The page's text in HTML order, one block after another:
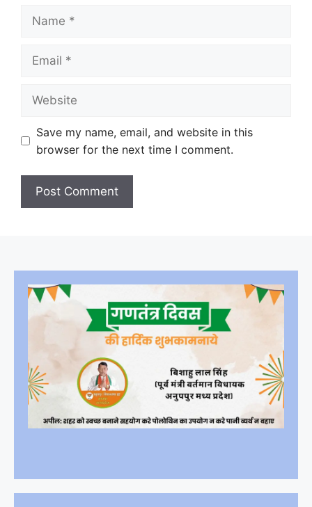
Save my name, email, and website in this
browser for the next time I comment.